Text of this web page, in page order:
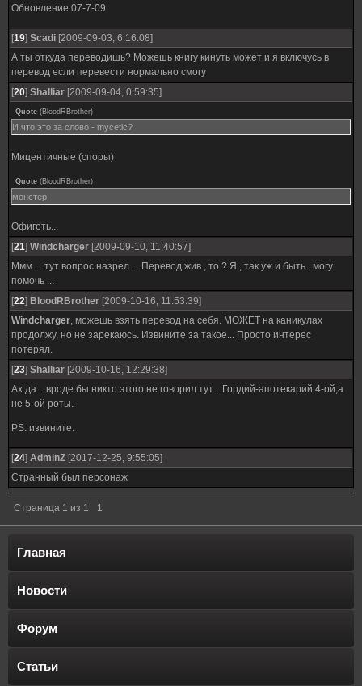
Обновление 07-7-09
[19] Scadi [2009-09-03, 6:16:08]
А ты откуда переводишь? Можешь книгу кинуть может и я включусь в
перевод если перевести нормально смогу
[20] Shalliar [2009-09-04, 0:59:35]
Quote (BloodRBrother)
И что это за слово - mycetic?
Мицентичные (споры)
Quote (BloodRBrother)
монстер
Офигеть...
[21] Windcharger [2009-09-10, 11:40:57]
Ммм ... тут вопрос назрел ... Перевод жив , то ? Я , так уж и быть , могу
помочь ...
[22] BloodRBrother [2009-10-16, 11:53:39]
Windcharger, можешь взять перевод на себя. МОЖЕТ на каникулах
продолжу, но не зарекаюсь. Извините за такое... Просто интерес
потерял.
[23] Shalliar [2009-10-16, 12:29:38]
Ах да... вроде бы никто этого не говорил тут... Гордий-апотекарий 4-ой,а
не 5-ой роты.
PS. извините.
[24] AdminZ [2017-12-25, 9:55:05]
Странный был персонаж
Страница 1 из 1 1
Главная
Новости
Форум
Статьи